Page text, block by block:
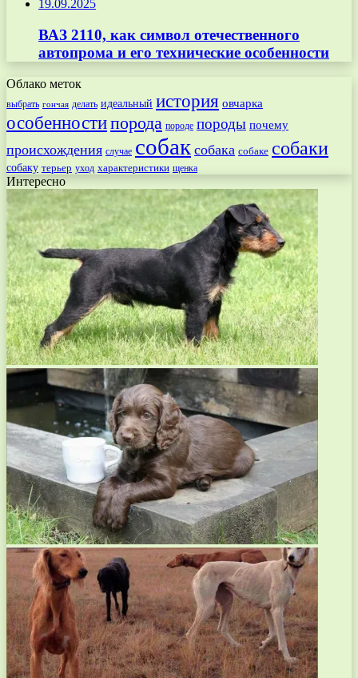
19.09.2025
ВАЗ 2110, как символ отечественного
автопрома и его технические особенности
Облако меток
выбрать гончая делать идеальный история овчарка
особенностипорода породе породы почему
происхождения случае собак собака собаке собаки
собаку терьер уход характеристики щенка
Интересно